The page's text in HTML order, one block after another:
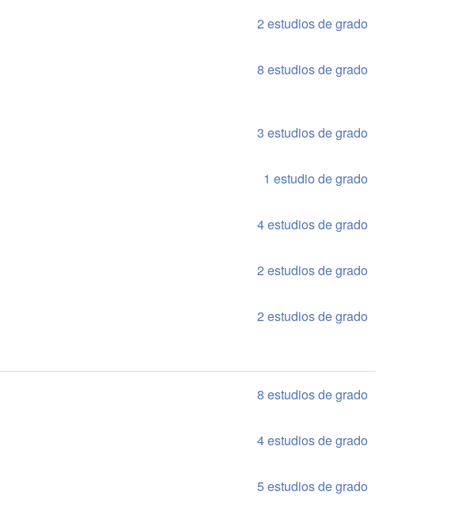
2 estudios de grado
8 estudios de grado
3 estudios de grado
1 estudio de grado
4 estudios de grado
2 estudios de grado
2 estudios de grado
8 estudios de grado
4 estudios de grado
5 estudios de grado